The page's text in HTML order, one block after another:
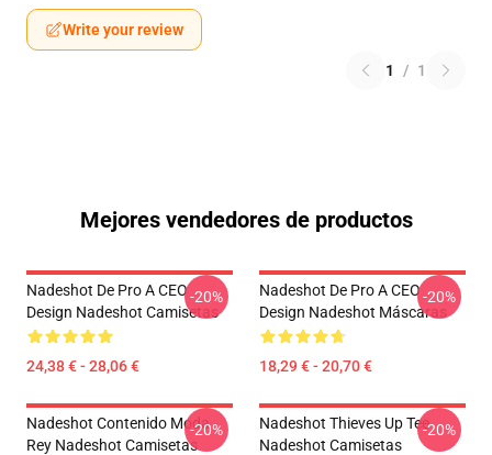
Write your review
1 / 1
Mejores vendedores de productos
Nadeshot De Pro A CEO
Design Nadeshot Camisetas
24,38 € - 28,06 €
-20%
Nadeshot De Pro A CEO
Design Nadeshot Máscaras
18,29 € - 20,70 €
-20%
Nadeshot Contenido Moda
Rey Nadeshot Camisetas
-20%
Nadeshot Thieves Up Tee
Nadeshot Camisetas
-20%